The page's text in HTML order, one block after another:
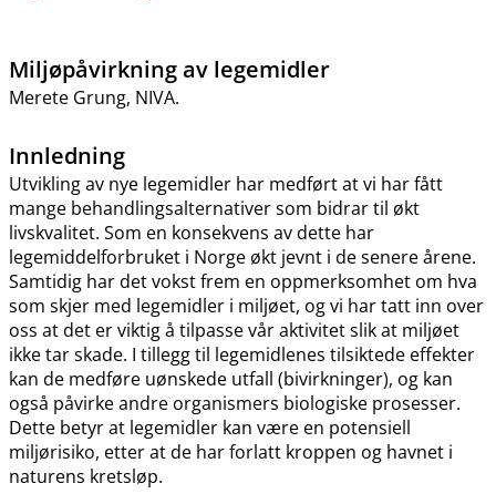
Miljøpåvirkning av legemidler
Merete Grung, NIVA.
Innledning
Utvikling av nye legemidler har medført at vi har fått
mange behandlingsalternativer som bidrar til økt
livskvalitet. Som en konsekvens av dette har
legemiddelforbruket i Norge økt jevnt i de senere årene.
Samtidig har det vokst frem en oppmerksomhet om hva
som skjer med legemidler i miljøet, og vi har tatt inn over
oss at det er viktig å tilpasse vår aktivitet slik at miljøet
ikke tar skade. I tillegg til legemidlenes tilsiktede effekter
kan de medføre uønskede utfall (bivirkninger), og kan
også påvirke andre organismers biologiske prosesser.
Dette betyr at legemidler kan være en potensiell
miljørisiko, etter at de har forlatt kroppen og havnet i
naturens kretsløp.